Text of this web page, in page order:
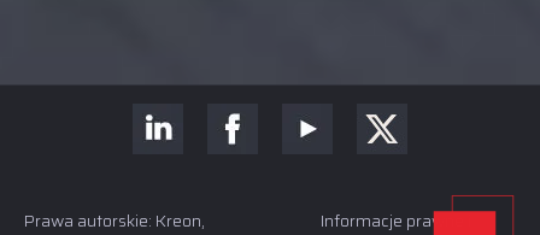
Prawa autorskie: Kreon,
Informacje prawne i